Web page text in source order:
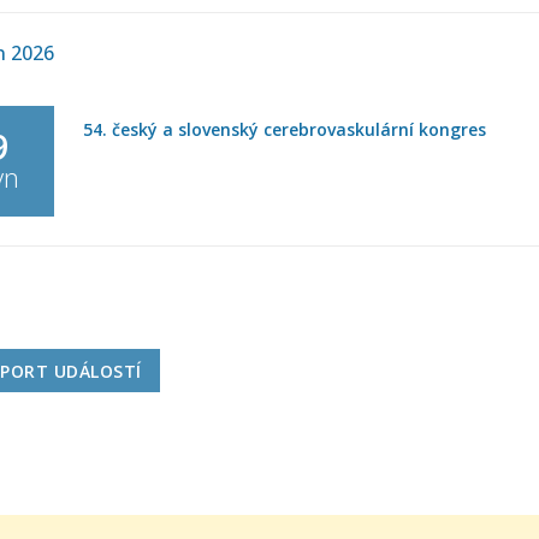
2026
54. český a slovenský cerebrovaskulární kongres
UDÁLOSTÍ